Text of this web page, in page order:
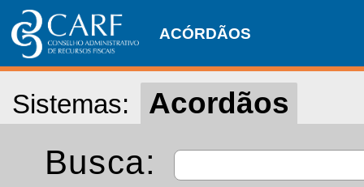
ACÓRDÃOS
Sistemas: Acordãos
Busca: